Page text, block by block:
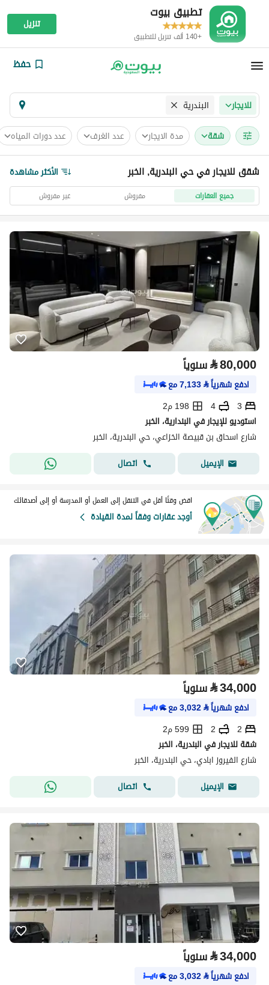
تطبيق بيوت
+140 ألف تنزيل للتطبيق
تنزيل
حفظ
للايجار البندرية
شقة مدة الايجار عدد الغرف عدد دورات المياه
شقق للايجار في حي البندرية, الخبر الأكثر مشاهدة
جميع العقارات مفروش غير مفروش
⃁80,000 سنوياً
ادفع شهرياً⃁
7,133مع
3
4
198 م2
استوديو للإيجار في البندارية، الخبر
شارع اسحاق بن قبيصة الخزاعي، حي البندرية، الخبر
الإيميل
اتصال
اقض وقتًا أقل في التنقل إلى العمل أو المدرسة أو إلى أصدقائك
أوجد عقارات وفقاً لمدة القيادة
⃁34,000 سنوياً
ادفع شهرياً⃁
3,032مع
2
2
599 م2
شقة للايجار في البندرية، الخبر
شارع الفيروز ابادي، حي البندرية، الخبر
الإيميل
اتصال
⃁34,000 سنوياً
ادفع شهرياً⃁
3,032مع